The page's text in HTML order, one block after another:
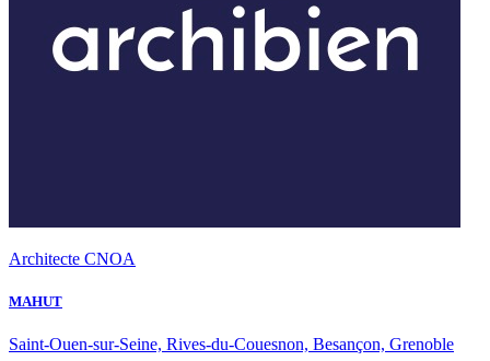
Architecte CNOA
MAHUT
Saint-Ouen-sur-Seine, Rives-du-Couesnon, Besançon, Grenoble